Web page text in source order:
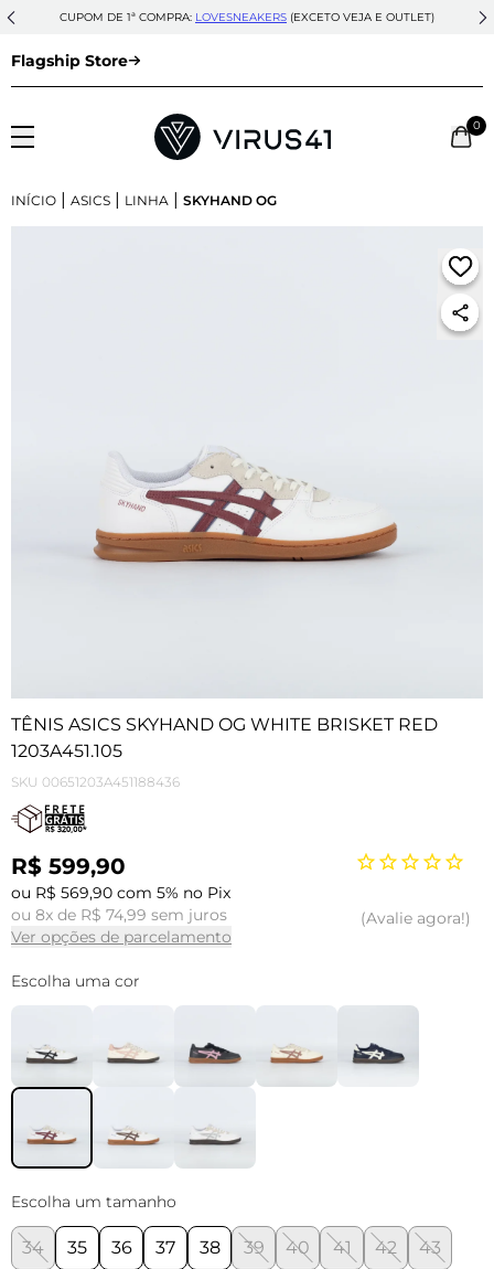
CUPOM DE 1ª COMPRA: LOVESNEAKERS (EXCETO VEJA E OUTLET)
Flagship Store
0
INÍCIO | ASICS | LINHA | SKYHAND OG
TÊNIS ASICS SKYHAND OG WHITE BRISKET RED
1203A451.105
SKU 00651203A451188436
R$ 599,90
ou R$ 569,90 com 5% no Pix
ou 8x de R$ 74,99 sem juros
Ver opções de parcelamento
Avalie agora!
Escolha uma cor
Escolha um tamanho
34 35 36 37 38 39 40 41 42 43